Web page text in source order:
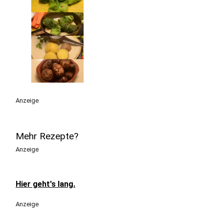
Anzeige
Mehr Rezepte?
Anzeige
Hier geht's lang.
Anzeige